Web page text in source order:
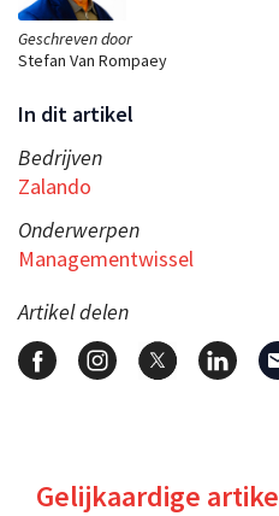
Geschreven door
Stefan Van Rompaey
In dit artikel
Bedrijven
Zalando
Onderwerpen
Managementwissel
Artikel delen
Gelijkaardige